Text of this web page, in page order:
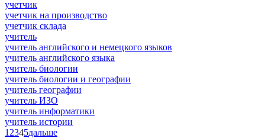
учетчик
учетчик на производство
учетчик склада
учитель
учитель английского и немецкого языков
учитель английского языка
учитель биологии
учитель биологии и географии
учитель географии
учитель ИЗО
учитель информатики
учитель истории
1 2345дальше